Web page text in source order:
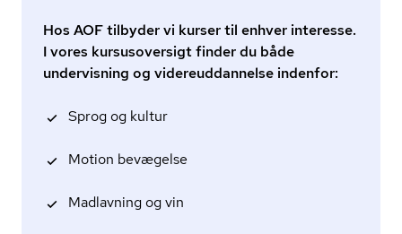
Hos AOF tilbyder vi kurser til enhver interesse.
I vores kursusoversigt finder du både
undervisning og videreuddannelse indenfor:
Sprog og kultur
Motion bevægelse
Madlavning og vin